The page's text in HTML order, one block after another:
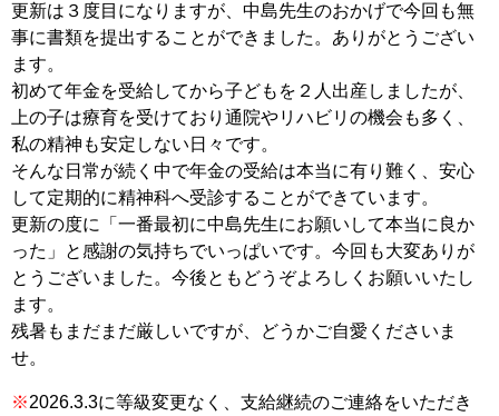
更新は３度目になりますが、中島先生のおかげで今回も無
事に書類を提出することができました。ありがとうござい
ます。
初めて年金を受給してから子どもを２人出産しましたが、
上の子は療育を受けており通院やリハビリの機会も多く、
私の精神も安定しない日々です。
そんな日常が続く中で年金の受給は本当に有り難く、安心
して定期的に精神科へ受診することができています。
更新の度に「一番最初に中島先生にお願いして本当に良か
った」と感謝の気持ちでいっぱいです。今回も大変ありが
とうございました。今後ともどうぞよろしくお願いいたし
ます。
残暑もまだまだ厳しいですが、どうかご自愛くださいま
せ。
※2026.3.3に等級変更なく、支給継続のご連絡をいただき